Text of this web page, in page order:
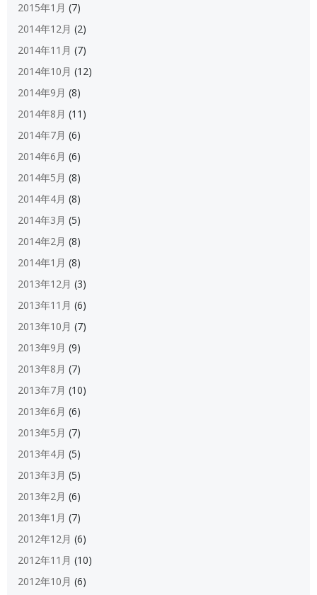
2015年1月 (7)
2014年12月 (2)
2014年11月 (7)
2014年10月 (12)
2014年9月 (8)
2014年8月 (11)
2014年7月 (6)
2014年6月 (6)
2014年5月 (8)
2014年4月 (8)
2014年3月 (5)
2014年2月 (8)
2014年1月 (8)
2013年12月 (3)
2013年11月 (6)
2013年10月 (7)
2013年9月 (9)
2013年8月 (7)
2013年7月 (10)
2013年6月 (6)
2013年5月 (7)
2013年4月 (5)
2013年3月 (5)
2013年2月 (6)
2013年1月 (7)
2012年12月 (6)
2012年11月 (10)
2012年10月 (6)